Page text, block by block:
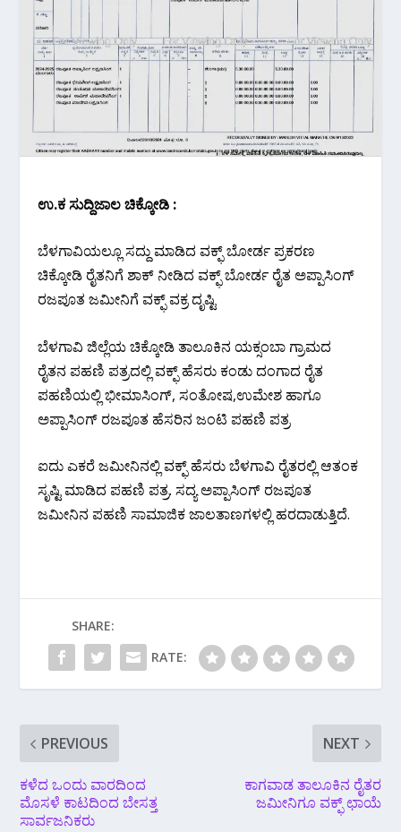
ಉ.ಕ ಸುದ್ದಿಜಾಲ ಚಿಕ್ಕೋಡಿ :
ಬೆಳಗಾವಿಯಲ್ಲೂ ಸದ್ದು ಮಾಡಿದ ವಕ್ಫ್ ಬೋರ್ಡ ಪ್ರಕರಣ
ಚಿಕ್ಕೋಡಿ ರೈತನಿಗೆ ಶಾಕ್ ನೀಡಿದ ವಕ್ಫ್ ಬೋರ್ಡ ರೈತ ಅಪ್ಪಾಸಿಂಗ್
ರಜಪೂತ ಜಮೀನಿಗೆ ವಕ್ಫ್ ವಕ್ರ ದೃಷ್ಟಿ
ಬೆಳಗಾವಿ ಜಿಲ್ಲೆಯ ಚಿಕ್ಕೋಡಿ ತಾಲೂಕಿನ ಯಕ್ಸಂಬಾ ಗ್ರಾಮದ
ರೈತನ ಪಹಣಿ ಪತ್ರದಲ್ಲಿ ವಕ್ಫ್ ಹೆಸರು ಕಂಡು ದಂಗಾದ ರೈತ
ಪಹಣಿಯಲ್ಲಿ ಭೀಮಾಸಿಂಗ್, ಸಂತೋಷ,‌ಉಮೇಶ ಹಾಗೂ
ಅಪ್ಪಾಸಿಂಗ್ ರಜಪೂತ ಹೆಸರಿನ ಜಂಟಿ ಪಹಣಿ ಪತ್ರ
ಐದು ಎಕರೆ ಜಮೀನಿನಲ್ಲಿ ವಕ್ಫ್ ಹೆಸರು ಬೆಳಗಾವಿ ರೈತರಲ್ಲಿ ಆತಂಕ
ಸೃಷ್ಟಿ ಮಾಡಿದ ಪಹಣಿ ಪತ್ರ. ಸದ್ಯ ಅಪ್ಪಾಸಿಂಗ್ ರಜಪೂತ
ಜಮೀನಿನ ಪಹಣಿ ಸಾಮಾಜಿಕ‌ ಜಾಲತಾಣಗಳಲ್ಲಿ ಹರದಾಡುತ್ತಿದೆ.
SHARE:
RATE:
PREVIOUS
ಕಳೆದ ಒಂದು ವಾರದಿಂದ
ಮೊಸಳೆ ಕಾಟದಿಂದ ಬೇಸತ್ತ
ಸಾರ್ವಜನಿಕರು
NEXT
ಕಾಗವಾಡ ತಾಲೂಕಿನ ರೈತರ
ಜಮೀನಿಗೂ ವಕ್ಫ್ ಛಾಯೆ